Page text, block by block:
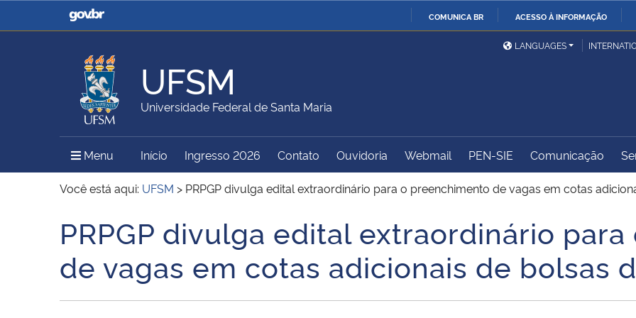
COMUNICA BR ACESSO À INFORMAÇÃO
Casa Civil
Ministério da Justiça e
Ministério da Defesa
Ministério das Relações
Exteriores
Ministério da Agricultura,
Pecuária e Abastecimento
Ministério da Educação
Ministério do Meio Ambiente Ministério do Turismo
Ministério do
Desenvolvimento Regional
Controladoria-Geral da
União
Secretaria de Governo
Gabinete de Segurança
Institucional
Advocacia-Geral da União Banco Central do Brasil
LANGUAGES
UFSM
Universidade Federal de Santa Maria
Menu Menu Principal do Sítio
Início Ingresso 2026 Contato Ouvidoria Webmail PEN-SIE Comunicação
Você está aqui: UFSM > PRPGP divulga edital extraordinário para o preenchimento de vagas em cotas
Início do conteúdo
PRPGP divulga edital extraordinário
de vagas em cotas adicionais de bolsas